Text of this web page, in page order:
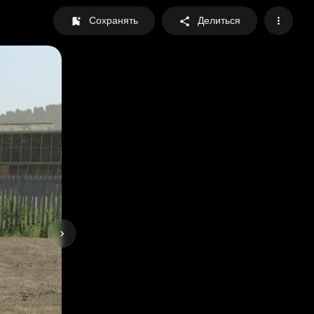
Сохранять Делиться